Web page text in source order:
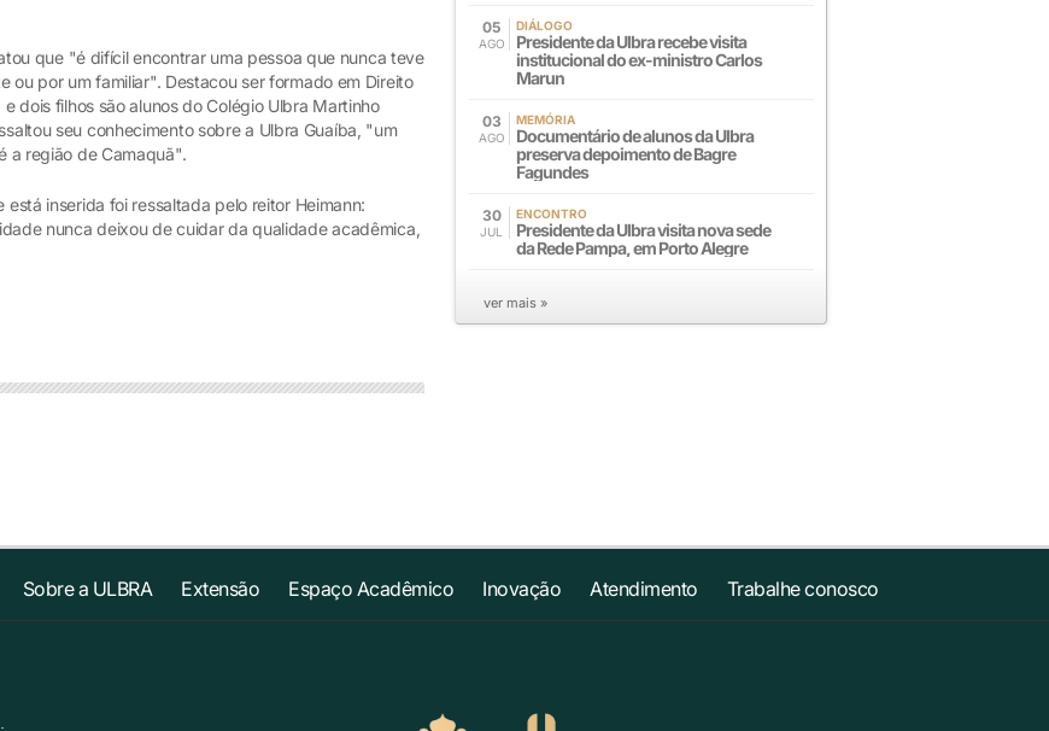
que "é difícil encontrar uma pessoa que nunca teve
ou por um familiar". Destacou ser formado em Direito
dois filhos são alunos do Colégio Ulbra Martinho
seu conhecimento sobre a Ulbra Guaíba, "um
a região de Camaquã".
inserida foi ressaltada pelo reitor Heimann:
nunca deixou de cuidar da qualidade acadêmica,
05
AGO
DIÁLOGO
Presidente da Ulbra recebe visita
institucional do ex-ministro Carlos
Marun
03
AGO
MEMÓRIA
Documentário de alunos da Ulbra
preserva depoimento de Bagre
Fagundes
30
JUL
ENCONTRO
Presidente da Ulbra visita nova sede
da Rede Pampa, em Porto Alegre
ver mais »
Sobre a ULBRA Extensão Espaço Acadêmico Inovação Atendimento Trabalhe conosco